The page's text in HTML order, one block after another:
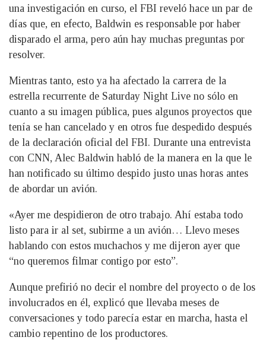
una investigación en curso, el FBI reveló hace un par de
días que, en efecto, Baldwin es responsable por haber
disparado el arma, pero aún hay muchas preguntas por
resolver.
Mientras tanto, esto ya ha afectado la carrera de la
estrella recurrente de Saturday Night Live no sólo en
cuanto a su imagen pública, pues algunos proyectos que
tenía se han cancelado y en otros fue despedido después
de la declaración oficial del FBI. Durante una entrevista
con CNN, Alec Baldwin habló de la manera en la que le
han notificado su último despido justo unas horas antes
de abordar un avión.
«Ayer me despidieron de otro trabajo. Ahí estaba todo
listo para ir al set, subirme a un avión… Llevo meses
hablando con estos muchachos y me dijeron ayer que
“no queremos filmar contigo por esto”.
Aunque prefirió no decir el nombre del proyecto o de los
involucrados en él, explicó que llevaba meses de
conversaciones y todo parecía estar en marcha, hasta el
cambio repentino de los productores.